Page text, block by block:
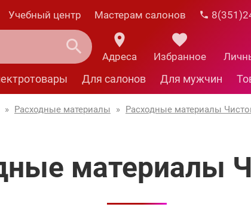
Учебный центр Мастерам салонов
Адреса Избранное
Для салонов Для мужчин
» Расходные материалы » Расходные материалы
материалы